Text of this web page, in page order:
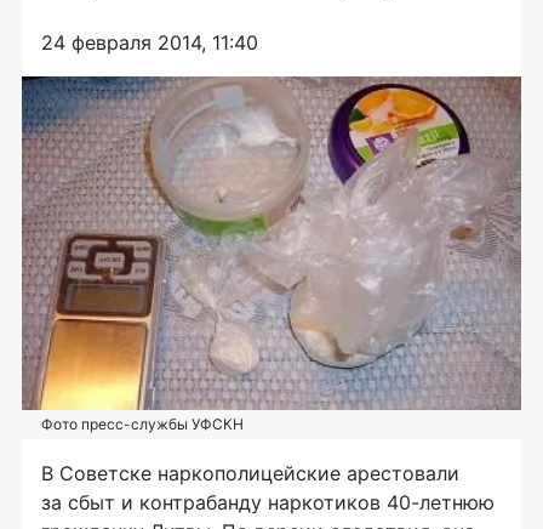
24 февраля 2014, 11:40
Фото пресс-службы УФСКН
В Советске наркополицейские арестовали
за сбыт и контрабанду наркотиков 40-летнюю